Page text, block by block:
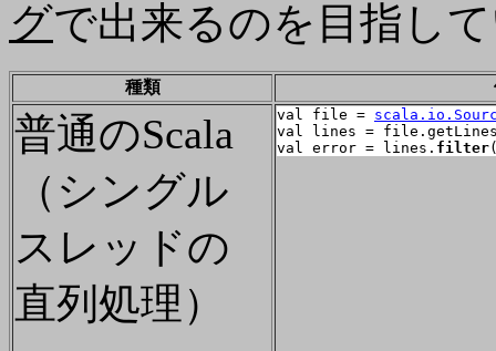
グで出来るのを目指し
種類
普通のScala
（シングル
スレッドの
直列処理）
val file =
val lines =
val error = lines. filter